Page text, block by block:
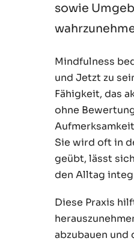
sowie
Mindfulness
und Jetzt zu
Fähigkeit, das
ohne
Sie wird oft in
geübt, lässt
den Alltag
Diese Praxis
abzubauen und